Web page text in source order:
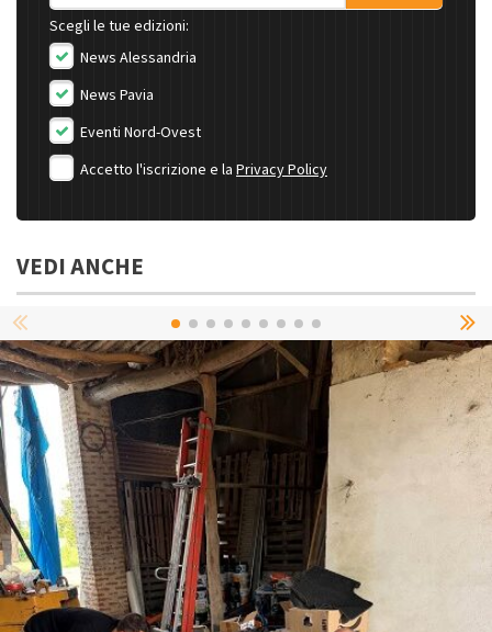
Scegli le tue edizioni:
News Alessandria
News Pavia
Eventi Nord-Ovest
Accetto l'iscrizione e la Privacy Policy
VEDI ANCHE